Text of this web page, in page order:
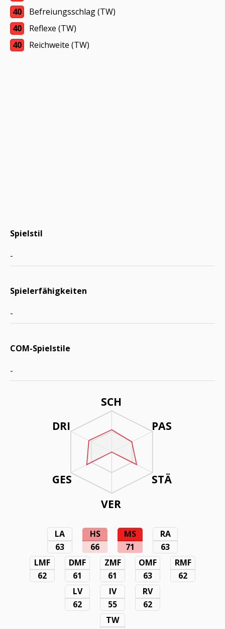
SCH
PAS
STÄ
VER
DRI
GES
LA
63
HS
66
MS
71
RA
63
LMF
62
DMF
61
ZMF
61
OMF
63
RMF
62
LV
62
IV
55
RV
62
TW
40
Befreiungsschlag (TW)
40
Reflexe (TW)
40
Reichweite (TW)
Spielstil
-
Spielerfähigkeiten
-
COM-Spielstile
-